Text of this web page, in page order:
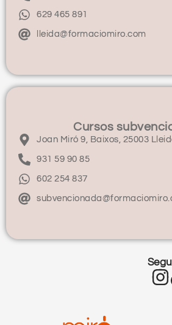
629 465 891
lleida@formaciomiro.com
Cursos
Joan Miró 9, Baixos, 25003
931 59 90 85
602 254 837